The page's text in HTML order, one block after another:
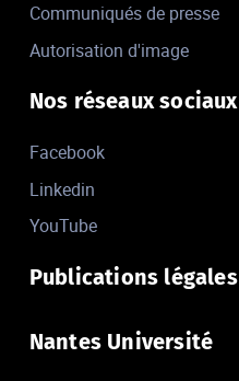
Communiqués de presse
Autorisation d'image
Nos réseaux sociaux
Facebook
Linkedin
YouTube
Publications légales
Nantes Université